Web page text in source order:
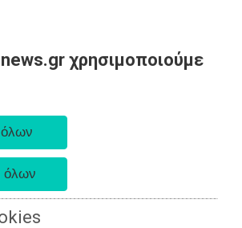
χρησιμοποιούμε